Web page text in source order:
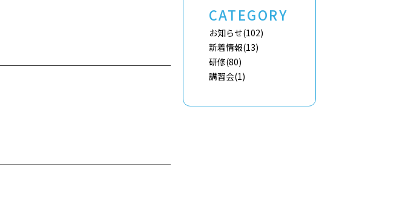
CATEGORY
お知らせ(102)
新着情報(13)
研修(80)
講習会(1)